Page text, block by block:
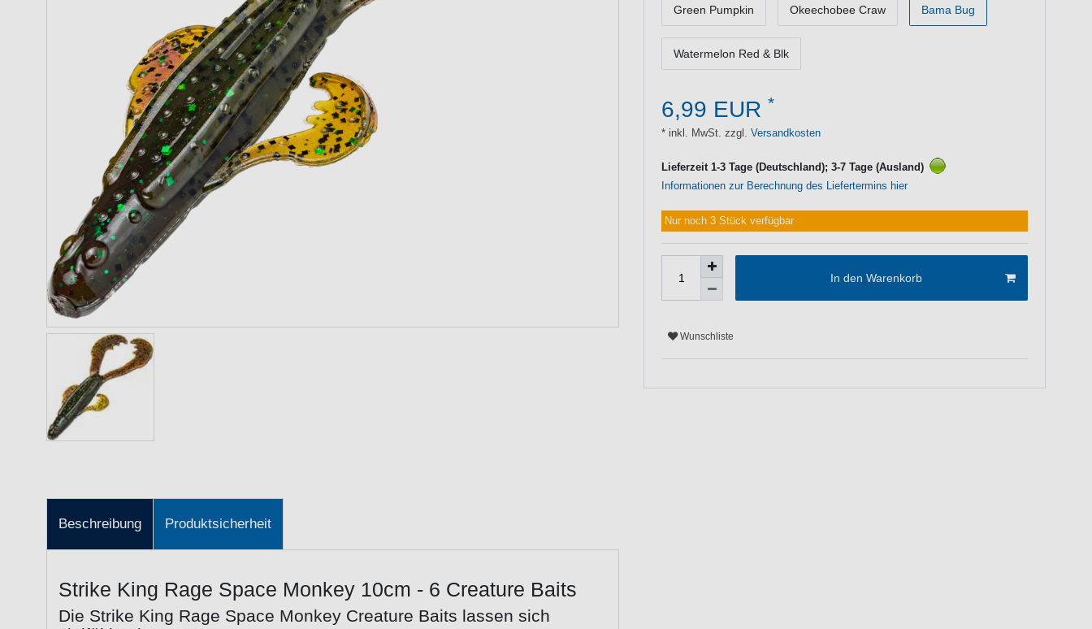
Green Pumpkin Okeechobee Craw Bama Bug
Watermelon Red & Blk
6,99 EUR *
* inkl. MwSt. zzgl. Versandkosten
Lieferzeit 1-3 Tage (Deutschland); 3-7 Tage (Ausland)
Informationen zur Berechnung des Liefertermins hier
Nur noch 3 Stück verfügbar
In den Warenkorb
Wunschliste
Beschreibung Produktsicherheit
Strike King Rage Space Monkey 10cm - 6 Creature Baits
Die Strike King Rage Space Monkey Creature Baits lassen sich